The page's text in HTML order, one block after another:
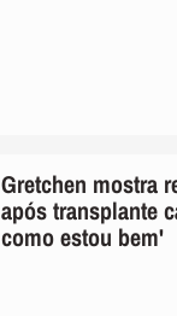
Gretchen mostra
após transplante
como estou bem'